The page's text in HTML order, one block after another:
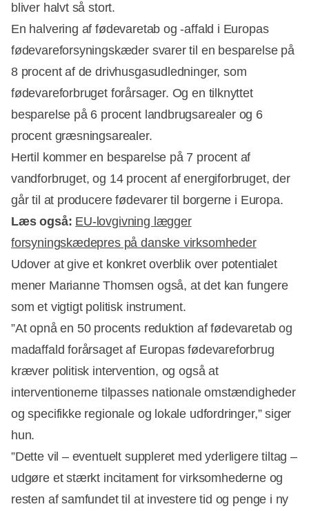
bliver halvt så stort.
En halvering af fødevaretab og -affald i Europas
fødevareforsyningskæder svarer til en besparelse på
8 procent af de drivhusgasudledninger, som
fødevareforbruget forårsager. Og en tilknyttet
besparelse på 6 procent landbrugsarealer og 6
procent græsningsarealer.
Hertil kommer en besparelse på 7 procent af
vandforbruget, og 14 procent af energiforbruget, der
går til at producere fødevarer til borgerne i Europa.
Læs også: EU-lovgivning lægger
forsyningskædepres på danske virksomheder
Udover at give et konkret overblik over potentialet
mener Marianne Thomsen også, at det kan fungere
som et vigtigt politisk instrument.
”At opnå en 50 procents reduktion af fødevaretab og
madaffald forårsaget af Europas fødevareforbrug
kræver politisk intervention, og også at
interventionerne tilpasses nationale omstændigheder
og specifikke regionale og lokale udfordringer,” siger
hun.
”Dette vil – eventuelt suppleret med yderligere tiltag –
udgøre et stærkt incitament for virksomhederne og
resten af samfundet til at investere tid og penge i ny